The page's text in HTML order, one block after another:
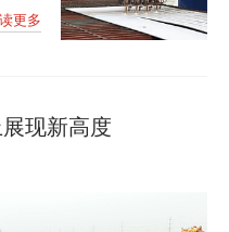
更多
现新高度